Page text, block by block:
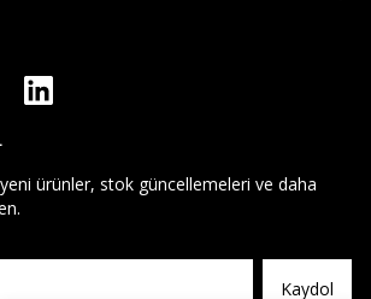
ürünler, stok güncellemeleri ve daha
Kaydol